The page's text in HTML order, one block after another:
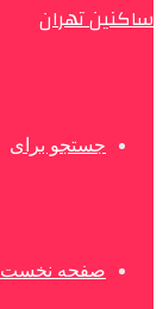
ساکنین تهران
جستجو برای
صفحه نخست